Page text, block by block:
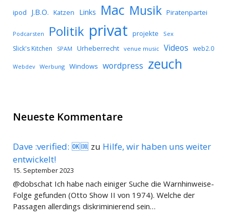
ipod J.B.O. Katzen Links Mac Musik Piratenpartei
Podcarsten Politik privat projekte Sex
Slick's Kitchen SPAM Urheberrecht venue music Videos web2.0
Webdev Werbung Windows wordpress zeuch
Neueste Kommentare
Dave :verified: 🆗🆒 zu Hilfe, wir haben uns weiter
entwickelt!
15. September 2023
@dobschat Ich habe nach einiger Suche die Warnhinweise-
Folge gefunden (Otto Show II von 1974). Welche der
Passagen allerdings diskriminierend sein…